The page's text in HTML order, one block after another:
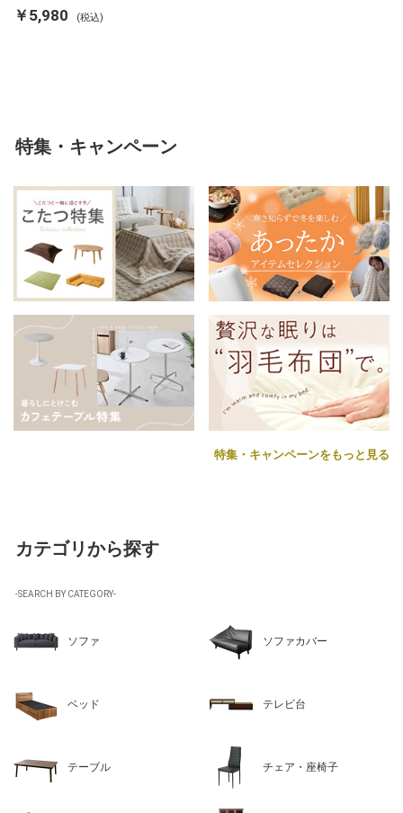
ランケット 掛け布団カバー フラ
ンネル 保温 蓄熱 吸湿 発熱 断熱
￥5,980 (税込)
特集・キャンペーン
特集・キャンペーンをもっと見る
カテゴリから探す
-SEARCH BY CATEGORY-
ソファ ソファカバー
ベッド テレビ台
テーブル チェア・座椅子